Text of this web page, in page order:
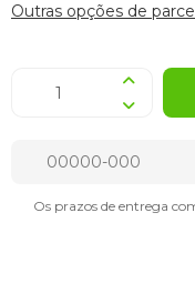
Outras opções de
Os prazos de entrega